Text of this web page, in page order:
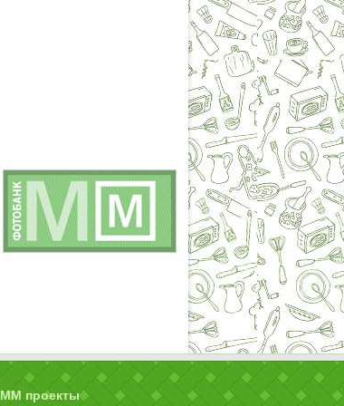
ММ проекты